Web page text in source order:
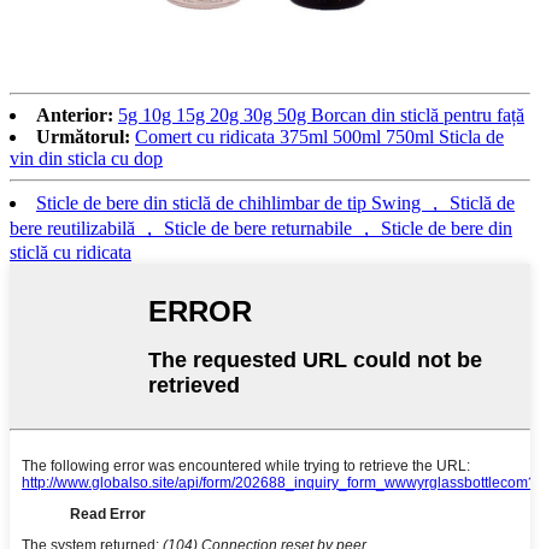
Anterior: 5g 10g 15g 20g 30g 50g Borcan din sticlă pentru față
Următorul: Comert cu ridicata 375ml 500ml 750ml Sticla de
vin din sticla cu dop
Sticle de bere din sticlă de chihlimbar de tip Swing ， Sticlă de
bere reutilizabilă ， Sticle de bere returnabile ， Sticle de bere din
sticlă cu ridicata